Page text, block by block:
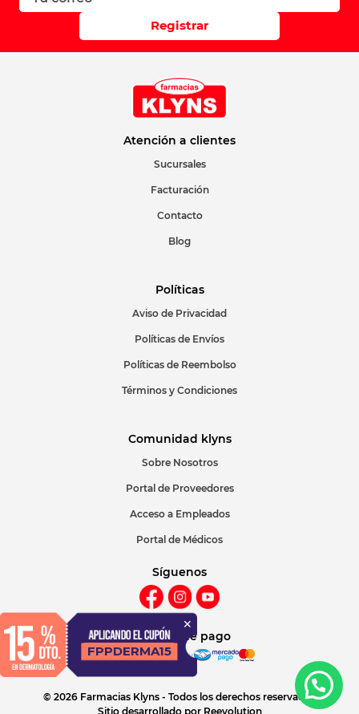
Registrar
Atención a clientes
Sucursales
Facturación
Contacto
Blog
Políticas
Aviso de Privacidad
Políticas de Envíos
Políticas de Reembolso
Términos y Condiciones
Comunidad klyns
Sobre Nosotros
Portal de Proveedores
Acceso a Empleados
Portal de Médicos
Síguenos
Métodos de pago
© 2026 Farmacias Klyns - Todos los derechos reservados
Sitio desarrollado por Reevolution